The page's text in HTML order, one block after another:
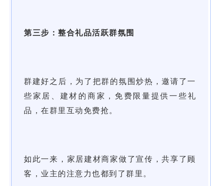
第三步：整合礼品活跃群氛围
群建好之后，为了把群的氛围炒热，邀请了一
些家居、建材的商家，免费限量提供一些礼
品，在群里互动免费抢。
如此一来，家居建材商家做了宣传，共享了顾
客，业主的注意力也都到了群里。